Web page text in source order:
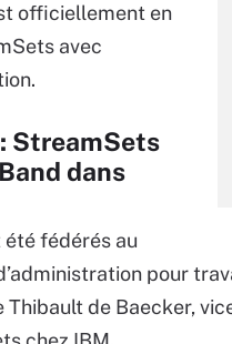
officiellement en
avec
StreamSets
dans
été fédérés au
pour
Thibault de Baecker,